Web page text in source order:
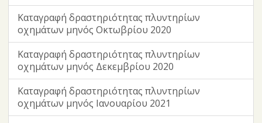
Καταγραφή δραστηριότητας πλυντηρίων
οχημάτων μηνός Οκτωβρίου 2020
Καταγραφή δραστηριότητας πλυντηρίων
οχημάτων μηνός Δεκεμβρίου 2020
Καταγραφή δραστηριότητας πλυντηρίων
οχημάτων μηνός Ιανουαρίου 2021